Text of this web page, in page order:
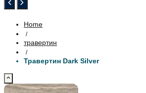
Home
/
травертин
/
Травертин Dark Silver